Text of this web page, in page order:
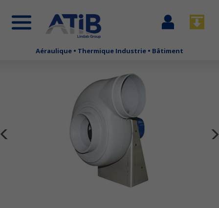
Aéraulique • Thermique Industrie • Bâtiment